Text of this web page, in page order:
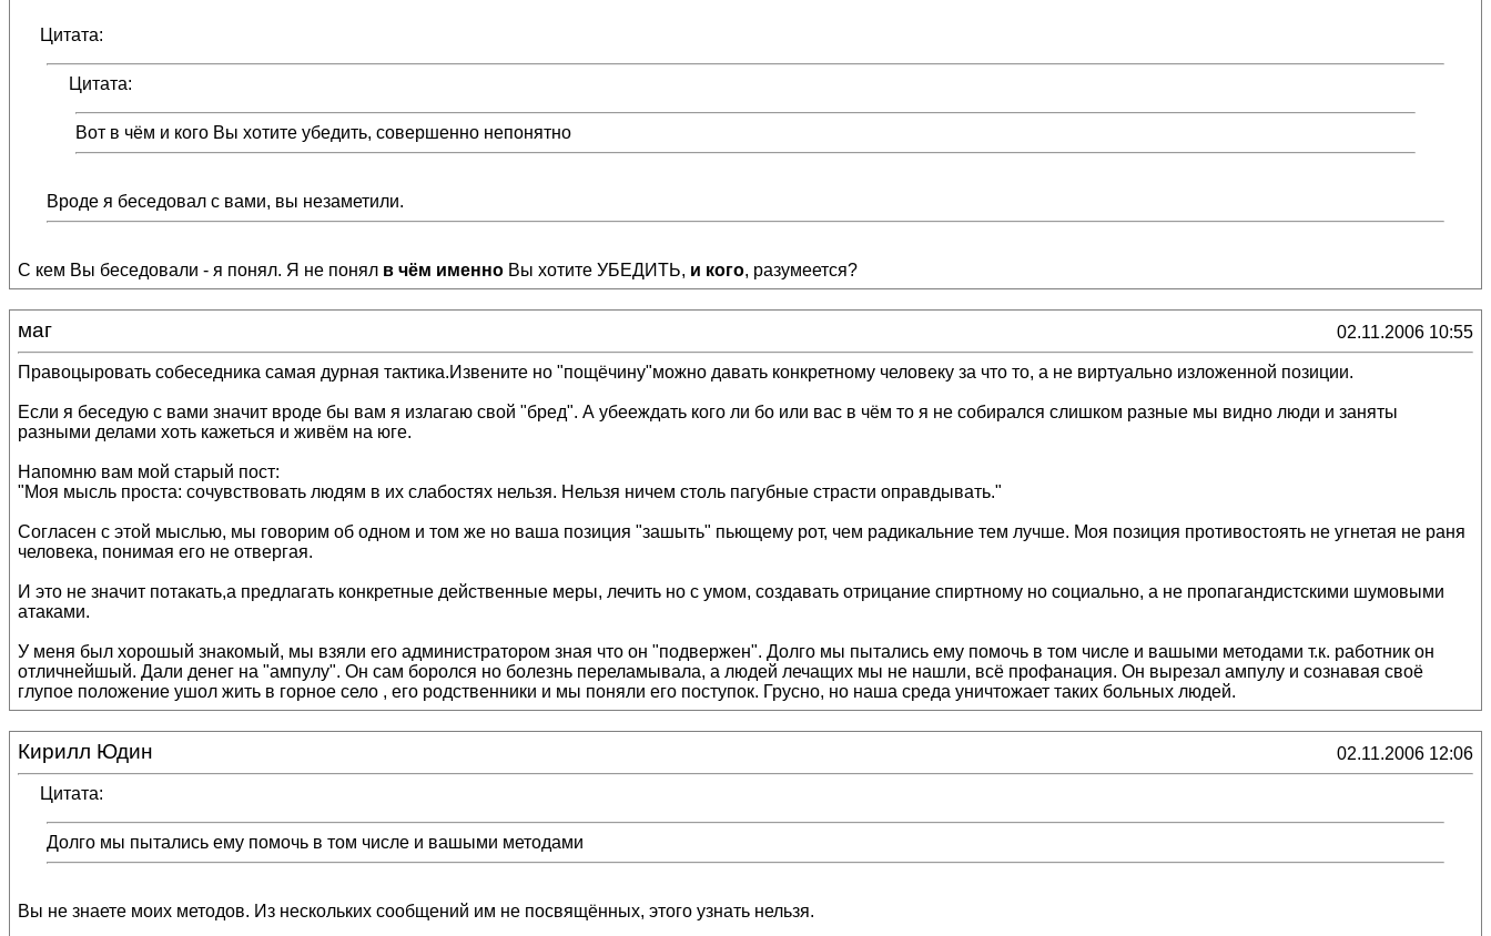
Цитата:
Цитата:
Вот в чём и кого Вы хотите убедить, совершенно непонятно
Вроде я беседовал с вами, вы незаметили.
С кем Вы беседовали - я понял. Я не понял в чём именно Вы хотите УБЕДИТЬ, и кого, разумеется?
маг 02.11.2006 10:55
Правоцыровать собеседника самая дурная тактика.Извените но "пощёчину"можно давать конкретному человеку за что то, а не виртуально изложенной позиции.
Если я беседую с вами значит вроде бы вам я излагаю свой "бред". А убееждать кого ли бо или вас в чём то я не собирался слишком разные мы видно люди и заняты
разными делами хоть кажеться и живём на юге.
Напомню вам мой старый пост:
"Моя мысль проста: сочувствовать людям в их слабостях нельзя. Нельзя ничем столь пагубные страсти оправдывать."
Согласен с этой мыслью, мы говорим об одном и том же но ваша позиция "зашыть" пьющему рот, чем радикальние тем лучше. Моя позиция противостоять не угнетая не раня
человека, понимая его не отвергая.
И это не значит потакать,а предлагать конкретные действенные меры, лечить но с умом, создавать отрицание спиртному но социально, а не пропагандистскими шумовыми
атаками.
У меня был хорошый знакомый, мы взяли его администратором зная что он "подвержен". Долго мы пытались ему помочь в том числе и вашыми методами т.к. работник он
отличнейшый. Дали денег на "ампулу". Он сам боролся но болезнь переламывала, а людей лечащих мы не нашли, всё профанация. Он вырезал ампулу и сознавая своё
глупое положение ушол жить в горное село , его родственники и мы поняли его поступок. Грусно, но наша среда уничтожает таких больных людей.
Кирилл Юдин 02.11.2006 12:06
Цитата:
Долго мы пытались ему помочь в том числе и вашыми методами
Вы не знаете моих методов. Из нескольких сообщений им не посвящённых, этого узнать нельзя.